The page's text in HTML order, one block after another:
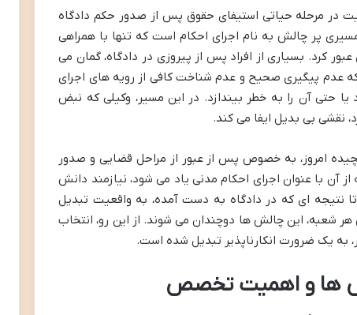
در مرحله حیاتی استیفای حقوق پس از صدور حکم دادگاه
پر چالش به نام اجرای احکام است که تنها با همراهی
بسیاری از افراد پس از پیروزی در دادگاه، گمان می
عدم پیگیری صحیح و عدم شناخت کافی از رویه های اجرای
حتی آن را به خطر بیندازد. در این مسیر، وکیلی که نبض
نقشی بی بدیل ایفا می کند.
امروز، به خصوص پس از عبور از مراحل قضایی و صدور
آن با عنوان اجرای احکام مدنی یاد می شود، نیازمند دانش
ای که در دادگاه به دست آمده، به واقعیت تبدیل
شعبه، این چالش ها دوچندان می شوند. از این رو، انتخاب
به یک ضرورت انکارناپذیر تبدیل شده است.
ها و اهمیت تخصص